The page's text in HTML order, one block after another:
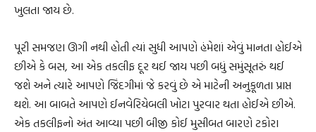
ખુલતા જાય છે.
પૂરી સમજણ ઊગી નથી હોતી ત્યાં સુધી આપણે હંમેશાં એવું માનતા હોઈએ
છીએ કે બસ, આ એક તકલીફ દૂર થઈ જાય પછી બધું સમુંસૂતરું થઈ
જશે અને ત્યારે આપણે જિંદગીમાં જે કરવું છે એ માટેની અનુકૂળતા પ્રાપ્ત
થશે. આ બાબતે આપણે ઈનવેરિયેબલી ખોટા પુરવાર થતા હોઈએ છીએ.
એક તકલીફનો અંત આવ્યા પછી બીજી કોઈ મુસીબત બારણે ટકોરા